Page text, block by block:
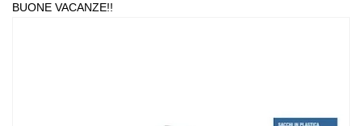
BUONE VACANZE!!